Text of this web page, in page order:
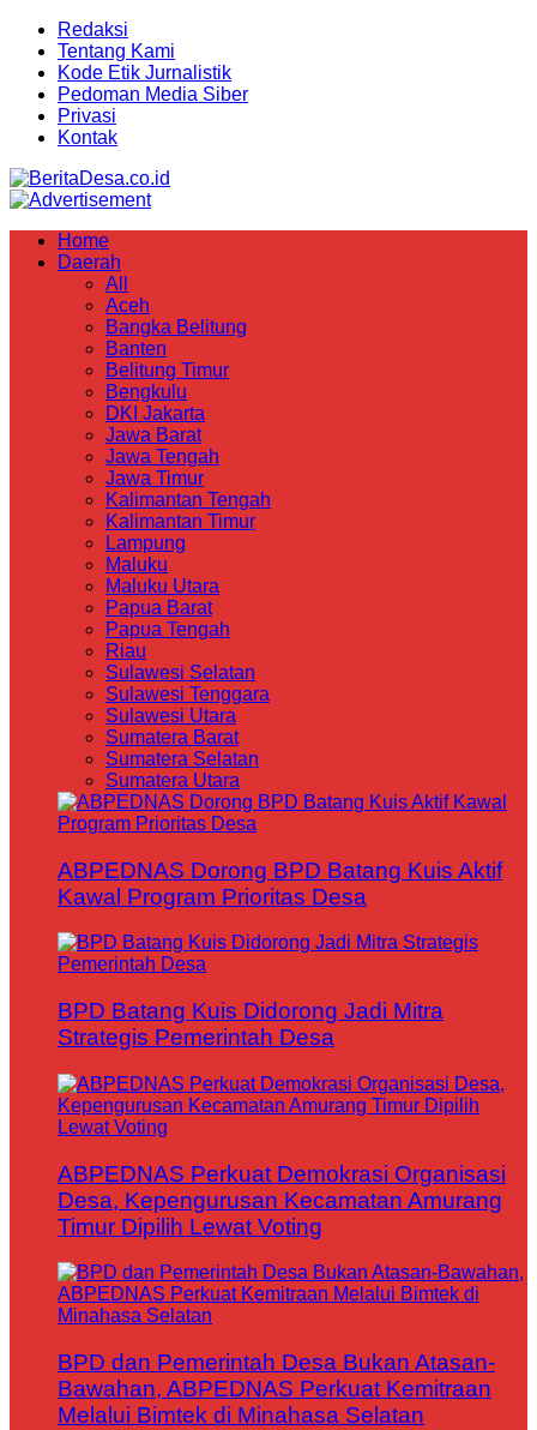
Redaksi
Tentang Kami
Kode Etik Jurnalistik
Pedoman Media Siber
Privasi
Kontak
Home
Daerah
All
Aceh
Bangka Belitung
Banten
Belitung Timur
Bengkulu
DKI Jakarta
Jawa Barat
Jawa Tengah
Jawa Timur
Kalimantan Tengah
Kalimantan Timur
Lampung
Maluku
Maluku Utara
Papua Barat
Papua Tengah
Riau
Sulawesi Selatan
Sulawesi Tenggara
Sulawesi Utara
Sumatera Barat
Sumatera Selatan
Sumatera Utara
ABPEDNAS Dorong BPD Batang Kuis Aktif
Kawal Program Prioritas Desa
BPD Batang Kuis Didorong Jadi Mitra
Strategis Pemerintah Desa
ABPEDNAS Perkuat Demokrasi Organisasi
Desa, Kepengurusan Kecamatan Amurang
Timur Dipilih Lewat Voting
BPD dan Pemerintah Desa Bukan Atasan-
Bawahan, ABPEDNAS Perkuat Kemitraan
Melalui Bimtek di Minahasa Selatan